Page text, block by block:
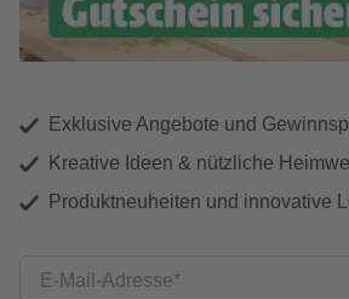
Exklusive Angebote und
Kreative Ideen & nützliche
Produktneuheiten und innovative
E-Mail-Adresse